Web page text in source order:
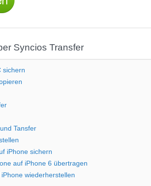
Syncios Transfer
sichern
Tansfer
iPhone sichern
auf iPhone 6 übertragen
wiederherstellen